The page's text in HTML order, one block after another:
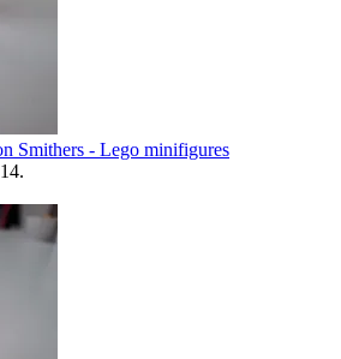
Smithers - Lego minifigures
.